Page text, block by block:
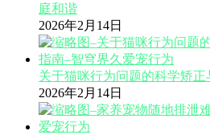
庭和谐
2026年2月14日
关于猫咪行为问题的科学矫
2026年2月14日